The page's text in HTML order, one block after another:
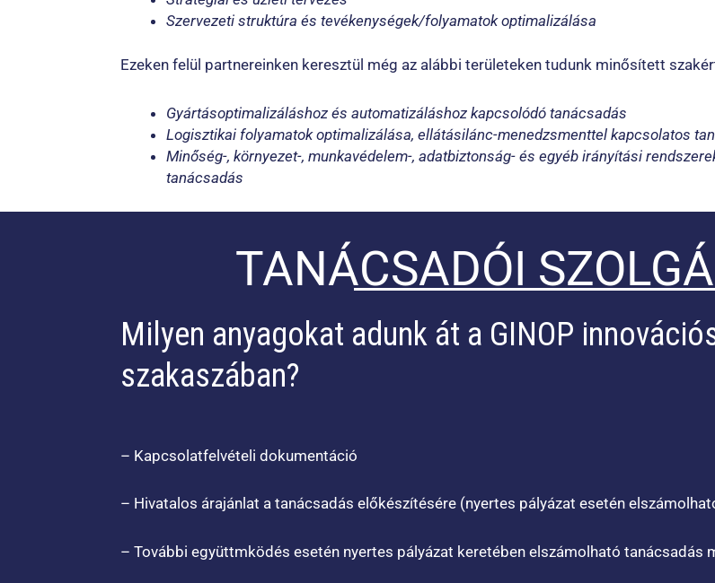
Szervezeti struktúra és tevékenységek/folyamatok optimalizálása
Ezeken felül partnereinken keresztül még az alábbi területeken tudunk minősített
Gyártásoptimalizáláshoz és automatizáláshoz kapcsolódó tanácsadás
Logisztikai folyamatok optimalizálása, ellátásilánc-menedzsmenttel kapcsolatos
Minőség-, környezet-, munkavédelem-, adatbiztonság- és egyéb irányítási
tanácsadás
TANÁCSADÓI
Milyen anyagokat adunk át a GINOP
szakaszában?
– Kapcsolatfelvételi dokumentáció
– Hivatalos árajánlat a tanácsadás előkészítésére (nyertes pályázat esetén
– További együttmködés esetén nyertes pályázat keretében elszámolható tanácsadás